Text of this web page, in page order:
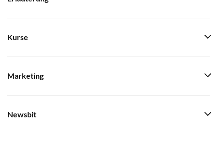
Kurse
Marketing
Newsbit